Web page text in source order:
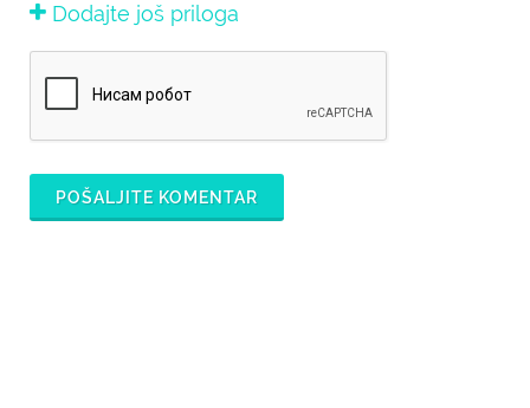
Dodajte još priloga
POŠALJITE KOMENTAR